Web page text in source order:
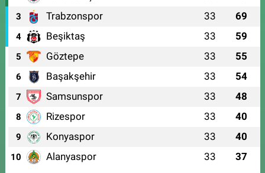
3 Trabzonspor 33 69
4 Beşiktaş 33 59
5 Göztepe 33 55
6 Başakşehir 33 54
7 Samsunspor 33 48
8 Rizespor 33 40
9 Konyaspor 33 40
10 Alanyaspor 33 37